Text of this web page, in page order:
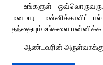
உங்களுள்
மனமார
தந்தையும் உங்களை மன்னிக்க
ஆண்டவரின்